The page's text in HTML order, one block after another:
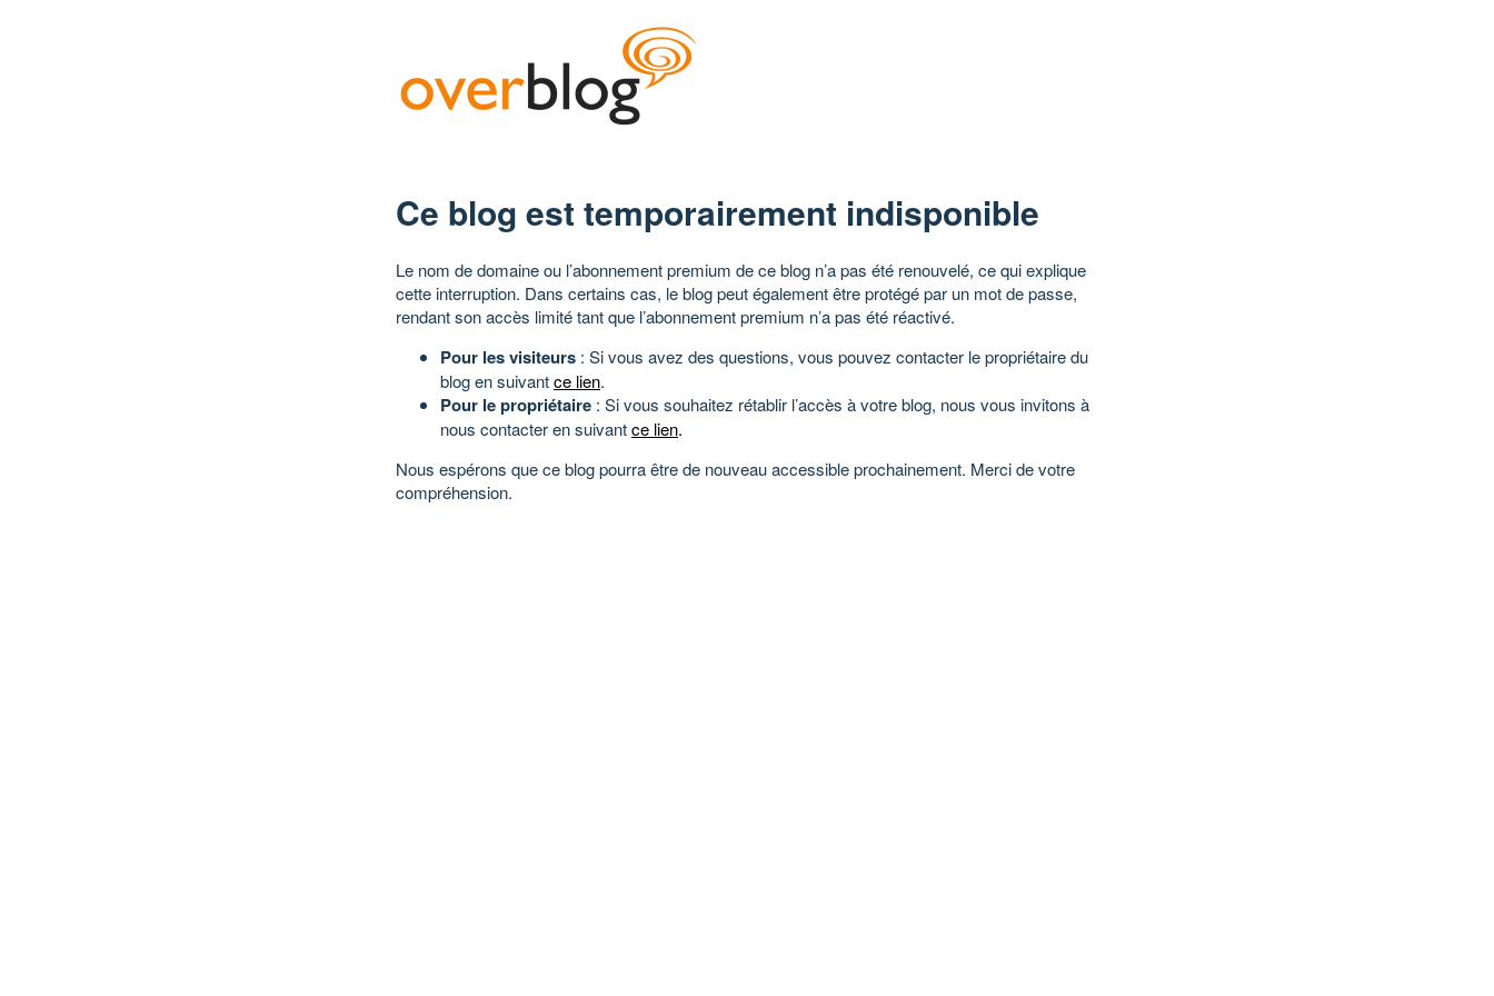
Ce blog est temporairement indisponible
Le nom de domaine ou l’abonnement premium de ce blog n’a pas été renouvelé, ce qui explique
cette interruption. Dans certains cas, le blog peut également être protégé par un mot de passe,
rendant son accès limité tant que l’abonnement premium n’a pas été réactivé.
Pour les visiteurs : Si vous avez des questions, vous pouvez contacter le propriétaire du
blog en suivantce lien.
Pour le propriétaire : Si vous souhaitez rétablir l’accès à votre blog, nous vous invitons à
nous contacter en suivantce lien.
Nous espérons que ce blog pourra être de nouveau accessible prochainement. Merci de votre
compréhension.